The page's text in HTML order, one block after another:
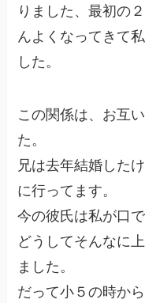
りました、最初の
んよくなってきて
した。
この関係は、お互
た。
兄は去年結婚した
に行ってます。
今の彼氏は私が口
どうしてそんなに
ました。
だって小５の時か